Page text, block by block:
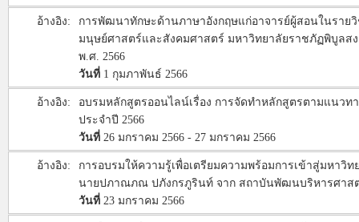
อ้างอิง:
การพัฒนาทักษะด้านภาษาอังกฤษแก่อาจารย์ผู้สอนในรา
มนุษย์ศาสตร์และสังคมศาสตร์ มหาวิทยาลัยราชภัฏพิบูลสง
พ.ศ. 2566
วันที่ 1 กุมภาพันธ์ 2566
อ้างอิง:
อบรมหลักสูตรออนไลน์เรื่อง การจัดทำหลักสูตรตามแนวท
ประจำปี 2566
วันที่ 26 มกราคม 2566 - 27 มกราคม 2566
อ้างอิง:
การอบรมให้ความรู้เพื่อเตรียมความพร้อมการเข้าสู่มหา
นายปภาณภณ ปภังกรภูรินท์ จาก สถาบันพัฒนบริหารศาสต
วันที่ 23 มกราคม 2566